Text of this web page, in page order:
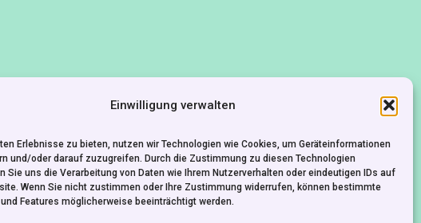
Einwilligung verwalten
Erlebnisse zu bieten, nutzen wir Technologien wie Cookies, um Geräteinformationen
und/oder darauf zuzugreifen. Durch die Zustimmung zu diesen Technologien
Sie uns die Verarbeitung von Daten wie Ihrem Nutzerverhalten oder eindeutigen IDs auf
Wenn Sie nicht zustimmen oder Ihre Zustimmung widerrufen, können bestimmte
und Features möglicherweise beeinträchtigt werden.
KONTAKT IMPRESSUM DATENSCHUTZ